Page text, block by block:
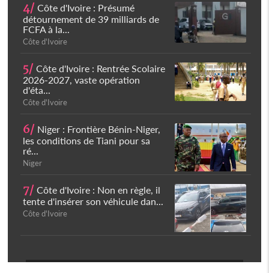
4/ Côte d'Ivoire : Présumé
détournement de 39 milliards de
FCFA à la...
Côte d'Ivoire
5/ Côte d'Ivoire : Rentrée Scolaire
2026-2027, vaste opération
d'éta...
Côte d'Ivoire
6/ Niger : Frontière Bénin-Niger,
les conditions de Tiani pour sa
ré...
Niger
7/ Côte d'Ivoire : Non en règle, il
tente d'insérer son véhicule dan...
Côte d'Ivoire